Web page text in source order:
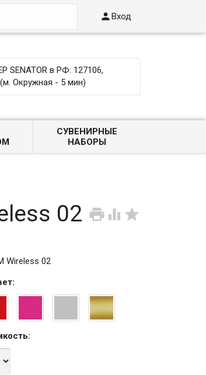
Вход
в РФ: 127106,
Окружная - 5 мин)
СУВЕНИРНЫЕ
НАБОРЫ
  
02
Wireless 02
:
: